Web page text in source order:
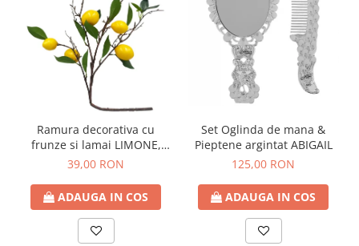
Ramura decorativa cu
frunze si lamai LIMONE,
65cm
39,00 RON
ADAUGA IN COS
Set Oglinda de mana &
Pieptene argintat ABIGAIL
125,00 RON
ADAUGA IN COS